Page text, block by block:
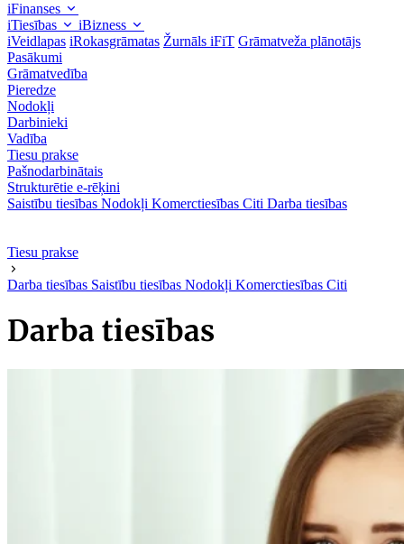
iFinanses
iTiesības
iBizness
iVeidlapas iRokasgrāmatas Žurnāls iFiT Grāmatveža plānotājs
Pasākumi
Grāmatvedība
Pieredze
Nodokļi
Darbinieki
Vadība
Tiesu prakse
Pašnodarbinātais
Strukturētie e-rēķini
Saistību tiesības Nodokļi Komerctiesības Citi Darba tiesības
Tiesu prakse
Darba tiesības Saistību tiesības Nodokļi Komerctiesības Citi
Darba tiesības